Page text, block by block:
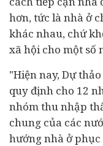
hơn, tức là nhà ở
khác nhau, chứ
xã hội cho một số
"Hiện nay, Dự
quy định cho 12
nhóm thu nhập
chung của các
hướng nhà ở